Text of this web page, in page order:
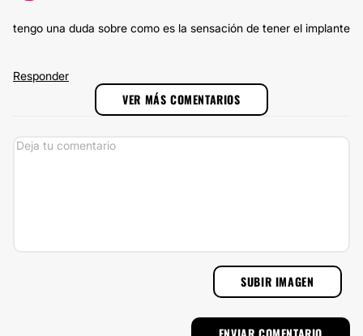
tengo una duda sobre como es la sensación de tener el implante
Responder
VER MÁS COMENTARIOS
SUBIR IMAGEN